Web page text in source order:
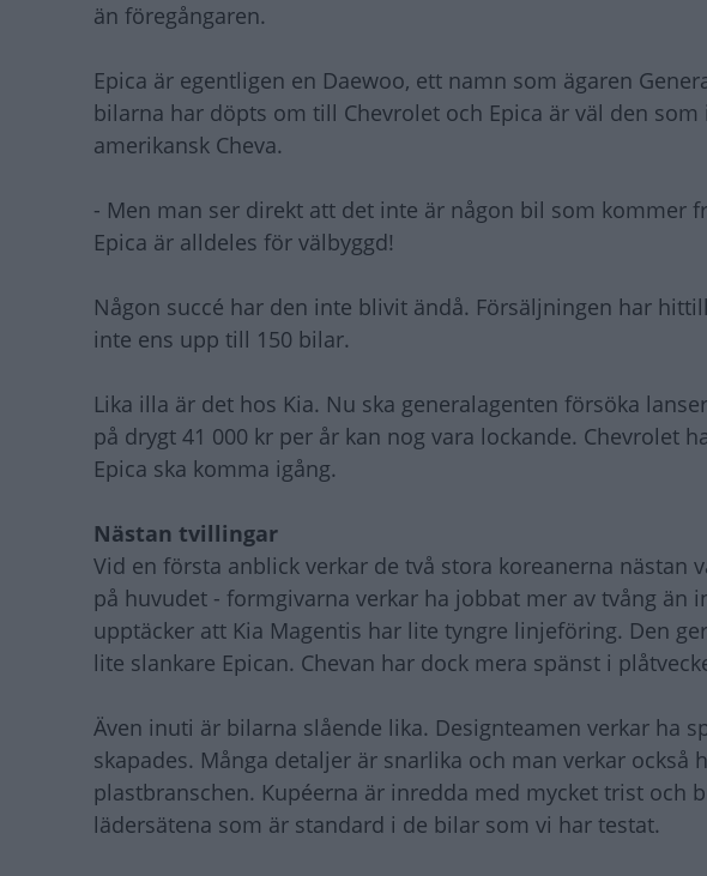
än föregångaren.
Epica är egentligen en Daewoo, ett namn som ägaren
bilarna har döpts om till Chevrolet och Epica är väl den
amerikansk Cheva.
- Men man ser direkt att det inte är någon bil som kommer
Epica är alldeles för välbyggd!
Någon succé har den inte blivit ändå. Försäljningen har
inte ens upp till 150 bilar.
Lika illa är det hos Kia. Nu ska generalagenten försöka
på drygt 41 000 kr per år kan nog vara lockande. Chevrolet
Epica ska komma igång.
Nästan tvillingar
Vid en första anblick verkar de två stora koreanerna nästan
på huvudet - formgivarna verkar ha jobbat mer av tvång
upptäcker att Kia Magentis har lite tyngre linjeföring. Den
lite slankare Epican. Chevan har dock mera spänst i
Även inuti är bilarna slående lika. Designteamen verkar ha
skapades. Många detaljer är snarlika och man verkar
plastbranschen. Kupéerna är inredda med mycket trist och
lädersätena som är standard i de bilar som vi har testat.